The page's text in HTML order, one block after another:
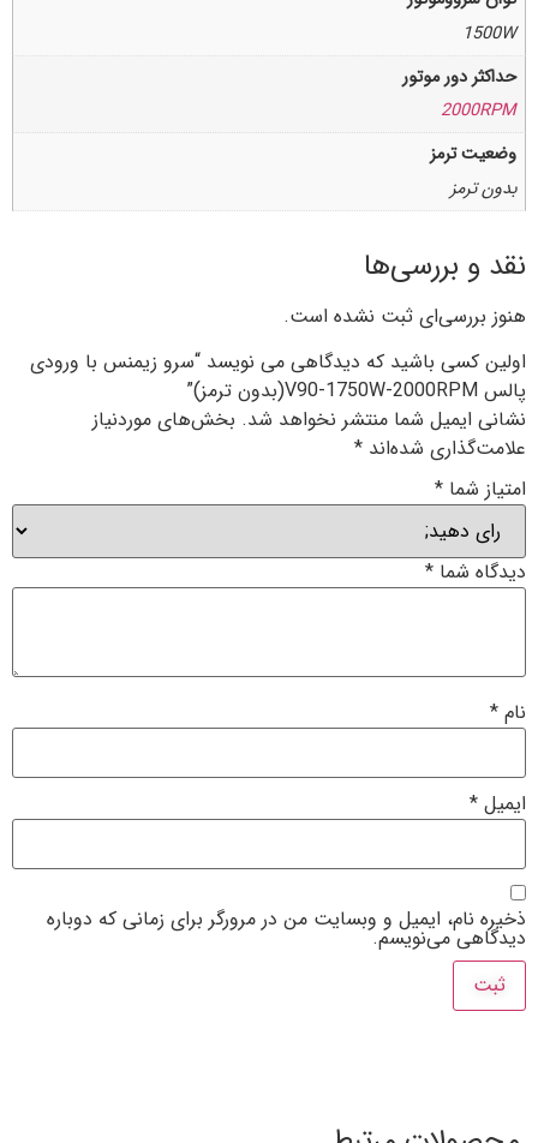
1500W
حداکثر دور موتور
2000RPM
وضعیت ترمز
بدون ترمز
نقد و بررسی‌ها
هنوز بررسی‌ای ثبت نشده است.
اولین کسی باشید که دیدگاهی می نویسد “سرو زیمنس با ورودی
پالس V90-1750W-2000RPM(بدون ترمز)”
نشانی ایمیل شما منتشر نخواهد شد. بخش‌های موردنیاز
علامت‌گذاری شده‌اند *
امتیاز شما *
دیدگاه شما *
نام *
ایمیل *
ذخیره نام، ایمیل و وبسایت من در مرورگر برای زمانی که دوباره
دیدگاهی می‌نویسم.